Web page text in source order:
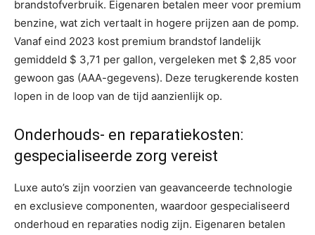
brandstofverbruik. Eigenaren betalen meer voor premium
benzine, wat zich vertaalt in hogere prijzen aan de pomp.
Vanaf eind 2023 kost premium brandstof landelijk
gemiddeld $ 3,71 per gallon, vergeleken met $ 2,85 voor
gewoon gas (AAA-gegevens). Deze terugkerende kosten
lopen in de loop van de tijd aanzienlijk op.
Onderhouds- en reparatiekosten:
gespecialiseerde zorg vereist
Luxe auto’s zijn voorzien van geavanceerde technologie
en exclusieve componenten, waardoor gespecialiseerd
onderhoud en reparaties nodig zijn. Eigenaren betalen